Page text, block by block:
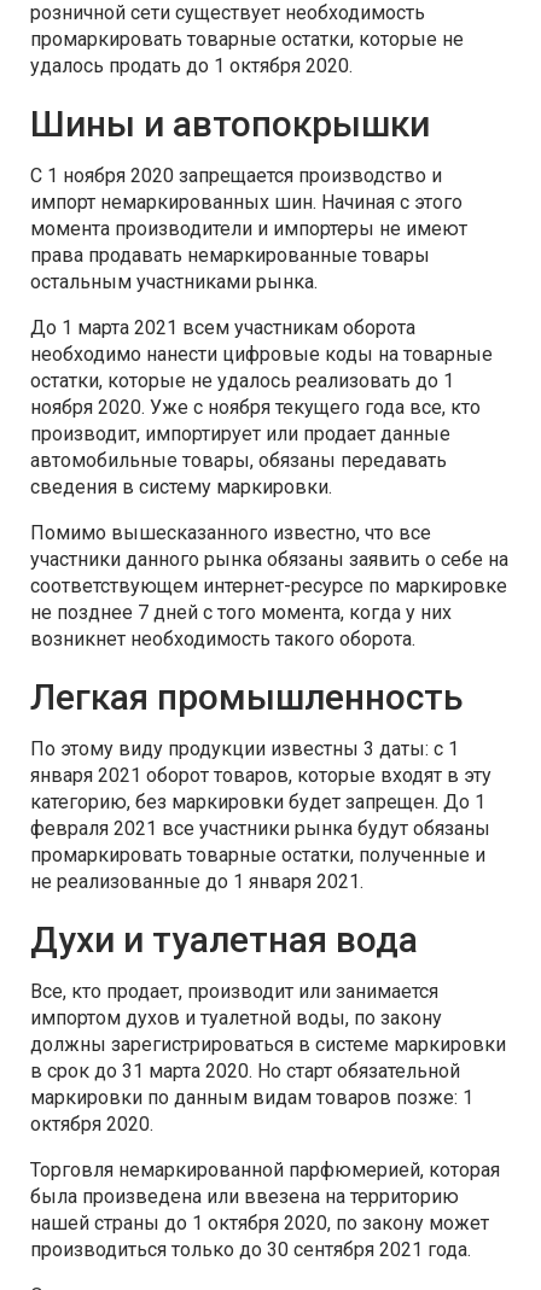
розничной сети существует необходимость
промаркировать товарные остатки, которые не
удалось продать до 1 октября 2020.
Шины и автопокрышки
С 1 ноября 2020 запрещается производство и
импорт немаркированных шин. Начиная с этого
момента производители и импортеры не имеют
права продавать немаркированные товары
остальным участниками рынка.
До 1 марта 2021 всем участникам оборота
необходимо нанести цифровые коды на товарные
остатки, которые не удалось реализовать до 1
ноября 2020. Уже с ноября текущего года все, кто
производит, импортирует или продает данные
автомобильные товары, обязаны передавать
сведения в систему маркировки.
Помимо вышесказанного известно, что все
участники данного рынка обязаны заявить о себе на
соответствующем интернет-ресурсе по маркировке
не позднее 7 дней с того момента, когда у них
возникнет необходимость такого оборота.
Легкая промышленность
По этому виду продукции известны 3 даты: с 1
января 2021 оборот товаров, которые входят в эту
категорию, без маркировки будет запрещен. До 1
февраля 2021 все участники рынка будут обязаны
промаркировать товарные остатки, полученные и
не реализованные до 1 января 2021.
Духи и туалетная вода
Все, кто продает, производит или занимается
импортом духов и туалетной воды, по закону
должны зарегистрироваться в системе маркировки
в срок до 31 марта 2020. Но старт обязательной
маркировки по данным видам товаров позже: 1
октября 2020.
Торговля немаркированной парфюмерией, которая
была произведена или ввезена на территорию
нашей страны до 1 октября 2020, по закону может
производиться только до 30 сентября 2021 года.